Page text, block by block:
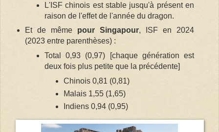
L'ISF chinois est stable jusqu'à présent en
raison de l'effet de l'année du dragon.
Et de même pour Singapour, ISF en 2024
(2023 entre parenthèses) :
Total 0,93 (0,97) [chaque génération est
deux fois plus petite que la précédente]
Chinois 0,81 (0,81)
Malais 1,55 (1,65)
Indiens 0,94 (0,95)